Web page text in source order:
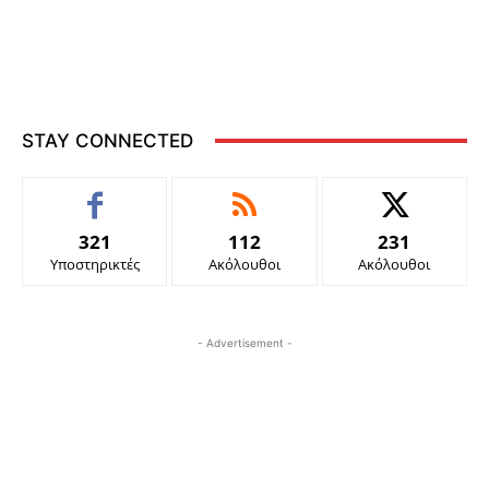
STAY CONNECTED
321
Υποστηρικτές
112
Ακόλουθοι
231
Ακόλουθοι
- Advertisement -